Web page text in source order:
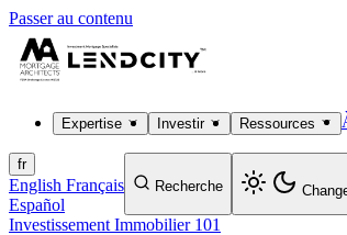
Passer au contenu
Expertise Investir Ressources
fr
English Français
Español
Recherche
Investissement Immobilier 101